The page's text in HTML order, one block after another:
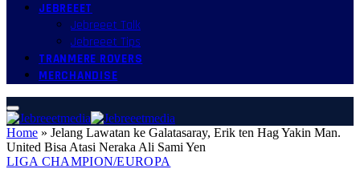
JEBREEET
Jebreeet Talk
Jebreeet Tips
TRANMERE ROVERS
MERCHANDISE
Home » Jelang Lawatan ke Galatasaray, Erik ten Hag Yakin Man.
United Bisa Atasi Neraka Ali Sami Yen
LIGA CHAMPION/EUROPA